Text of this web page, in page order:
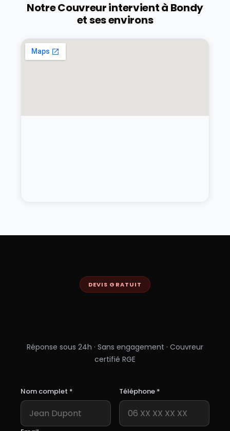
Notre Couvreur intervient à Bondy
et ses environs
DEVIS GRATUIT
Réponse sous 24h · Sans engagement · Couvreur
certifié RGE
Nom complet * Téléphone *